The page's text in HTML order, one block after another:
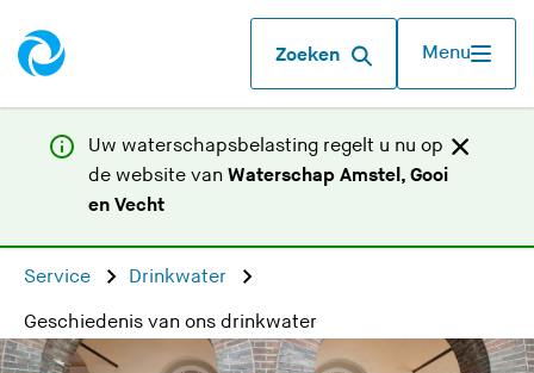
Zoeken Menu
Uw waterschapsbelasting regelt u nu op
de website van Waterschap Amstel, Gooi
en Vecht(
v
r
Service
Drinkwater
Geschiedenis van ons drinkwater